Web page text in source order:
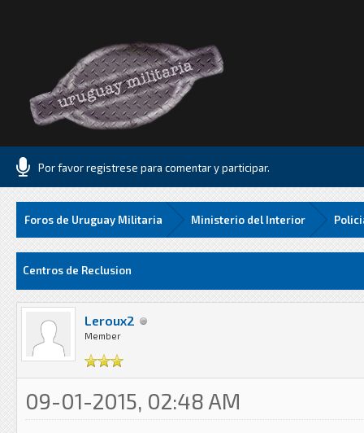
Por favor registrese para comentar y participar.
Foros de Uruguay Militaria Ministerio del Interior
Centros de Reclusion
Leroux2
Member
09-01-2015, 02:48 AM